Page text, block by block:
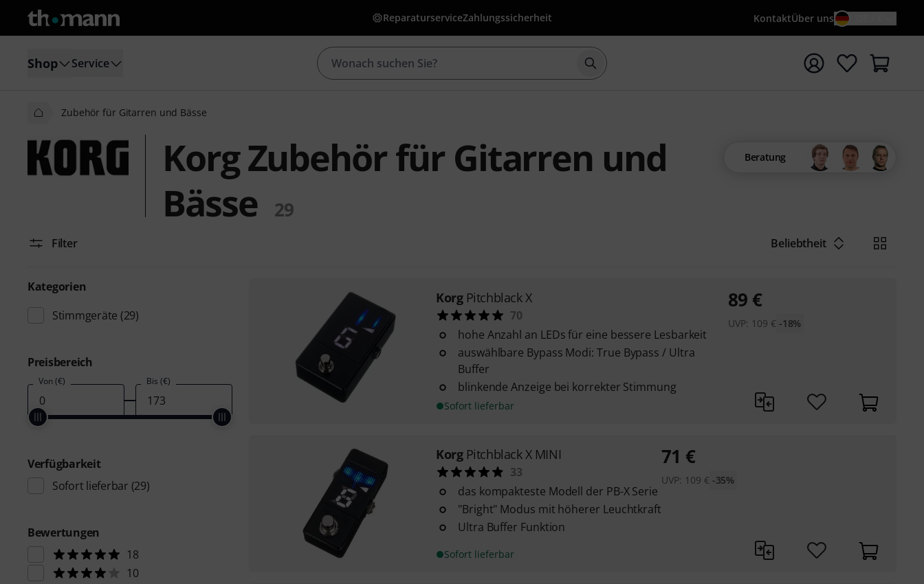
ReparaturserviceZahlungssicherheit KontaktÜber uns
Shop Service Suche mit Suchwort {searchTerm} starten
Zubehör für Gitarren und Bässe
Korg Zubehör für Gitarren und
Bässe
29
Beratung
Filter Beliebtheit
Kategorien
Stimmgeräte (29)
Preisbereich
Von (€) Bis (€)
Verfügbarkeit
Sofort lieferbar (29)
Bewertungen
18
10
Korg Pitchblack X
70
hohe Anzahl an LEDs für eine bessere Lesbarkeit
auswählbare Bypass Modi: True Bypass / Ultra
Buffer
blinkende Anzeige bei korrekter Stimmung
Sofort lieferbar
89 €
UVP: 109 € -18%
Korg Pitchblack X MINI
33
das kompakteste Modell der PB-X Serie
"Bright" Modus mit höherer Leuchtkraft
Ultra Buffer Funktion
Sofort lieferbar
71 €
UVP: 109 € -35%